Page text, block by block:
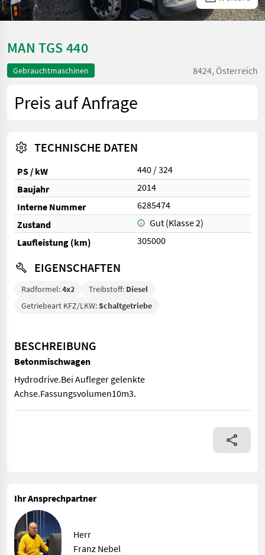
MAN TGS 440
Gebrauchtmaschinen 8424, Österreich
Preis auf Anfrage
TECHNISCHE DATEN
PS / kW
440 / 324
Baujahr
2014
Interne Nummer
6285474
Zustand
Gut (Klasse 2)
Laufleistung (km)
305000
EIGENSCHAFTEN
Radformel:4x2 Treibstoff: Diesel
Getriebeart KFZ/LKW:Schaltgetriebe
BESCHREIBUNG
Betonmischwagen
Hydrodrive.Bei Aufleger gelenkte
Achse.Fassungsvolumen10m3.
Hydrodrive.Bei Aufleger gelenkte
Ihr Ansprechpartner
Herr
Franz Nebel